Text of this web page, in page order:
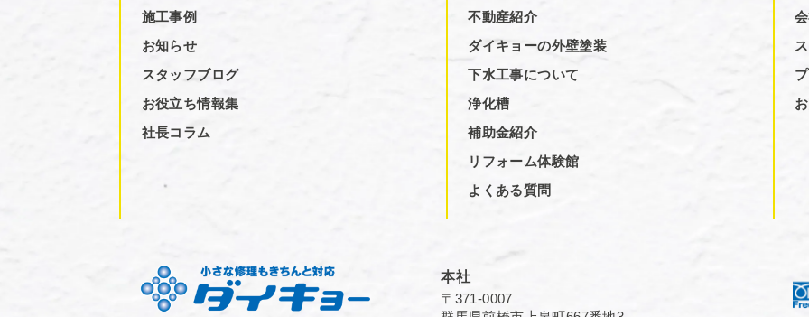
施工事例
お知らせ
スタッフブログ
お役立ち情報集
社長コラム
不動産紹介
ダイキョーの外壁塗装
下水工事について
浄化槽
補助金紹介
リフォーム体験館
よくある質問
本社
〒371-0007